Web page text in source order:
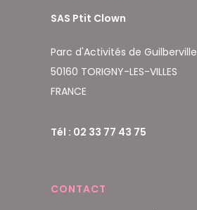
SAS Ptit Clown
Parc d'Activités de Guilberville
50160 TORIGNY-LES-VILLES
FRANCE
Tél : 02 33 77 43 75
CONTACT